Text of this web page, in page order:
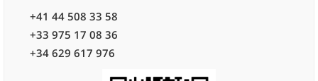
+41 44 508 33 58
+33 975 17 08 36
+34 629 617 976